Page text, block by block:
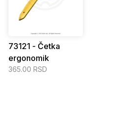
73121 - Četka
ergonomik
365.00 RSD